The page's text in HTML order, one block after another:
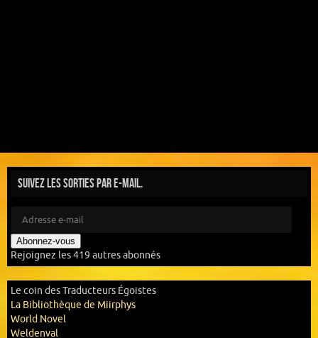
Suivez les sorties par e-mail.
Abonnez-vous
Rejoignez les 419 autres abonnés
Le coin des Traducteurs Égoistes
La Bibliothèque de Miirphys
World Novel
Weldenval